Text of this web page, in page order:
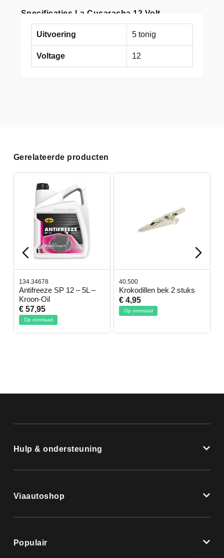
Specificaties La Cucaracha 12 Volt
Uitvoering 5 tonig
Voltage 12
Gerelateerde producten
134.34678
Antifreeze SP 12 – 5L –
Kroon-Oil
€ 57,95
Op voorraad
40.500
Krokodillen bek 2 stuks
€ 4,95
Op voorraad
Hulp & ondersteuning
Viaautoshop
Populair